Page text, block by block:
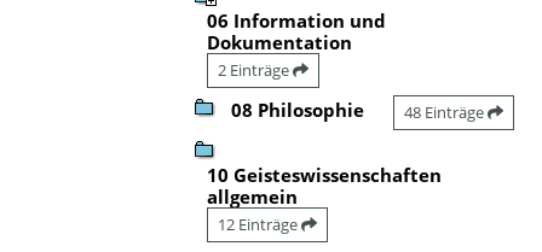
06 Information und
Dokumentation
2 Einträge
08 Philosophie 48 Einträge
10 Geisteswissenschaften
allgemein
12 Einträge